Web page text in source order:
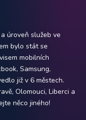
úroveň služeb ve
bylo stát se
mobilních
Samsung,
již v 6 městech.
Olomouci, Liberci a
něco jiného!